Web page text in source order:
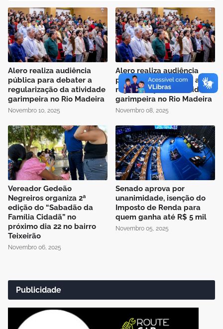
Alero realiza audiência
pública para debater a
regularização da atividade
garimpeira no Rio Madeira
Novembro 10, 2025
Alero realiza audiência
pública para debater a
regularização da atividade
garimpeira no Rio Madeira
Novembro 08, 2025
Vereador Gedeão
Negreiros organiza 2ª
edição do “Sabadão da
Família Cidadã” no
próximo dia 22 no bairro
Teixeirão
Novembro 06, 2025
Senado aprova por
unanimidade, isenção do
Imposto de Renda para
quem ganha até R$ 5 mil
Novembro 05, 2025
Publicidade